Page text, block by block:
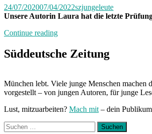
24/07/202007/04/2022szjungeleute
Unsere Autorin Laura hat die letzte
Continue reading„Von
bis
Freitag
mit
Laura“
Süddeutsche Zeitung
München lebt. Viele junge Menschen machen
vorgestellt – von jungen Autoren, für junge
Lust, mitzuarbeiten? Mach mit – dein
Suchen